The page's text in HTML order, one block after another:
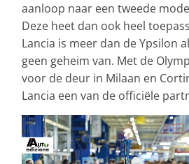
aanloop naar een tweede
Deze heet dan ook heel
Lancia is meer dan de Ypsilon
geen geheim van. Met de
voor de deur in Milaan en
Lancia een van de officiële